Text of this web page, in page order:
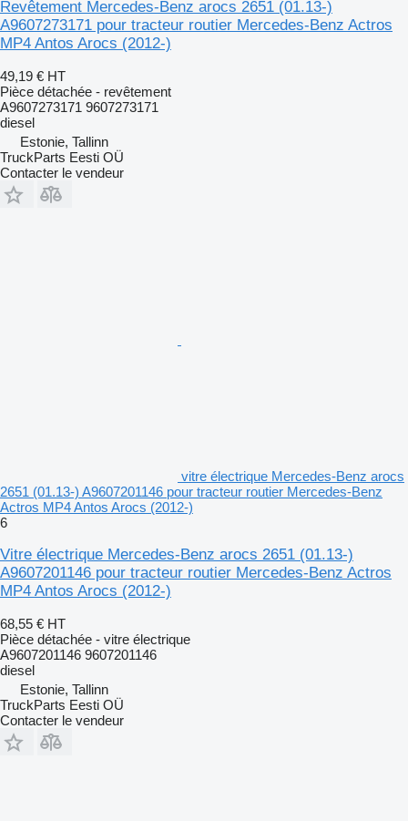
Revêtement Mercedes-Benz arocs 2651 (01.13-)
A9607273171 pour tracteur routier Mercedes-Benz Actros
MP4 Antos Arocs (2012-)
49,19 € HT
Pièce détachée - revêtement
A9607273171 9607273171
diesel
Estonie, Tallinn
TruckParts Eesti OÜ
Contacter le vendeur
vitre électrique Mercedes-Benz arocs
2651 (01.13-) A9607201146 pour tracteur routier Mercedes-Benz
Actros MP4 Antos Arocs (2012-)
6
Vitre électrique Mercedes-Benz arocs 2651 (01.13-)
A9607201146 pour tracteur routier Mercedes-Benz Actros
MP4 Antos Arocs (2012-)
68,55 € HT
Pièce détachée - vitre électrique
A9607201146 9607201146
diesel
Estonie, Tallinn
TruckParts Eesti OÜ
Contacter le vendeur